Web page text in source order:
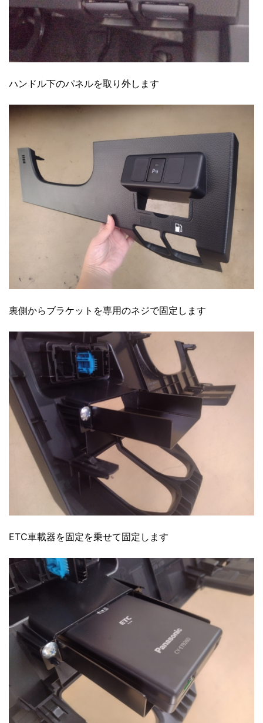
ハンドル下のパネルを取り外します
裏側からブラケットを専用のネジで固定します
ETC車載器を固定を乗せて固定します